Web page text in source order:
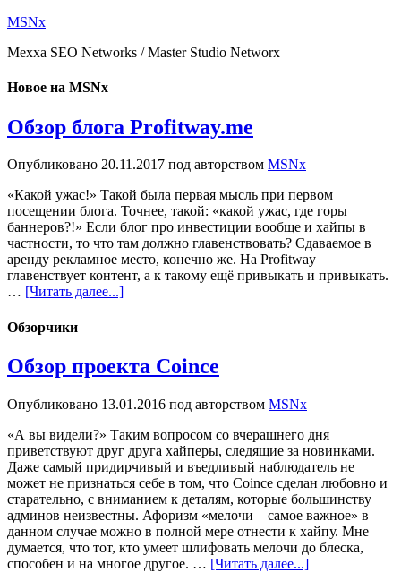
MSNx
Mexxa SEO Networks / Master Studio Networx
Новое на MSNx
Обзор блога Profitway.me
Опубликовано 20.11.2017 под авторством MSNx
«Какой ужас!» Такой была первая мысль при первом
посещении блога. Точнее, такой: «какой ужас, где горы
баннеров?!» Если блог про инвестиции вообще и хайпы в
частности, то что там должно главенствовать? Сдаваемое в
аренду рекламное место, конечно же. На Profitway
главенствует контент, а к такому ещё привыкать и привыкать.
… [Читать далее...]
Обзорчики
Обзор проекта Coince
Опубликовано 13.01.2016 под авторством MSNx
«А вы видели?» Таким вопросом со вчерашнего дня
приветствуют друг друга хайперы, следящие за новинками.
Даже самый придирчивый и въедливый наблюдатель не
может не признаться себе в том, что Coince сделан любовно и
старательно, с вниманием к деталям, которые большинству
админов неизвестны. Афоризм «мелочи – самое важное» в
данном случае можно в полной мере отнести к хайпу. Мне
думается, что тот, кто умеет шлифовать мелочи до блеска,
способен и на многое другое. … [Читать далее...]